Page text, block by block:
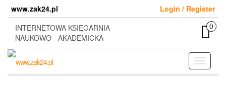
content
www.zak24.pl
Login / Register
INTERNETOWA KSIĘGARNIA
NAUKOWO - AKADEMICKA
0
Toggle